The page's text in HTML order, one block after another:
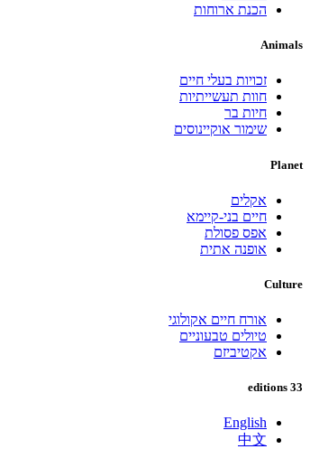
הכנת ארוחות
Animals
זכויות בעלי חיים
חוות תעשייתיות
חיות בר
שימור אוקיינוסים
Planet
אקלים
חיים בני-קיימא
אפס פסולת
אופנה אתית
Culture
אורח חיים אקולוגי
טיולים טבעוניים
אקטיביזם
33 editions
English
中文